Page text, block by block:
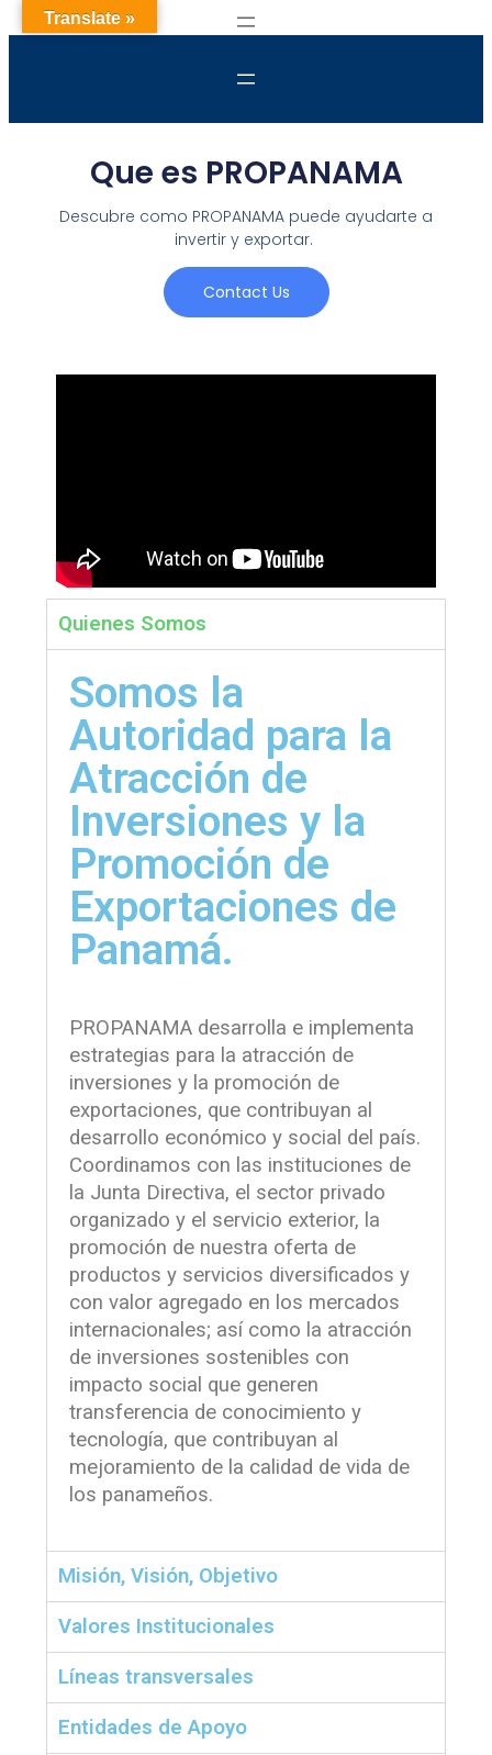
Que es PROPANAMA
Descubre como PROPANAMA puede ayudarte a
invertir y exportar.
Contact Us
Quienes Somos
Somos la
Autoridad para la
Atracción de
Inversiones y la
Promoción de
Exportaciones de
Panamá.
PROPANAMA desarrolla e implementa
estrategias para la atracción de
inversiones y la promoción de
exportaciones, que contribuyan al
desarrollo económico y social del país.
Coordinamos con las instituciones de
la Junta Directiva, el sector privado
organizado y el servicio exterior, la
promoción de nuestra oferta de
productos y servicios diversificados y
con valor agregado en los mercados
internacionales; así como la atracción
de inversiones sostenibles con
impacto social que generen
transferencia de conocimiento y
tecnología, que contribuyan al
mejoramiento de la calidad de vida de
los panameños.
Misión, Visión, Objetivo
Valores Institucionales
Líneas transversales
Entidades de Apoyo
Translate »